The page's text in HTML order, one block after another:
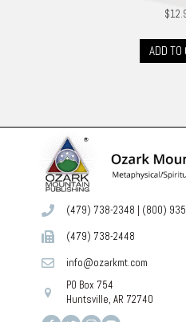
$
ADD TO
(479) 738-2348 | (800)
(479) 738-2448
info@ozarkmt.com
PO Box 754
Huntsville, AR 72740